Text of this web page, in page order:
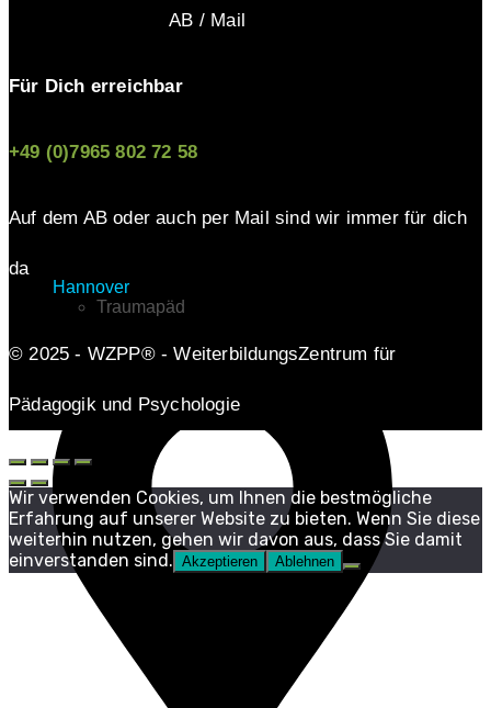
Hannover
Traumapäd
AB / Mail
Für Dich erreichbar
+49 (0)7965 802 72 58
Auf dem AB oder auch per Mail sind wir immer für dich
da
© 2025 - WZPP® - WeiterbildungsZentrum für
Pädagogik und Psychologie
Wir verwenden Cookies, um Ihnen die bestmögliche
Erfahrung auf unserer Website zu bieten. Wenn Sie diese
weiterhin nutzen, gehen wir davon aus, dass Sie damit
einverstanden sind. Akzeptieren Ablehnen